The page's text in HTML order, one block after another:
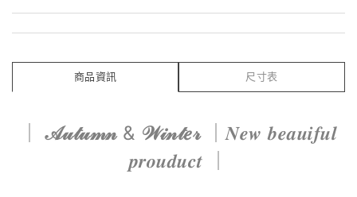
商品資訊 尺寸表
｜𝒜𝓊𝓉𝓊𝓂𝓃& 𝒲𝒾𝓃𝓉𝑒𝓇｜𝑵𝒆𝒘 𝒃𝒆𝒂𝒖𝒊𝒇𝒖𝒍
𝒑𝒓𝒐𝒖𝒅𝒖𝒄𝒕 ｜